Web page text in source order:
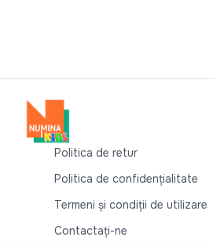
Politica de retur
Politica de confidențialitate
Termeni și condiții de utilizare
Contactați-ne